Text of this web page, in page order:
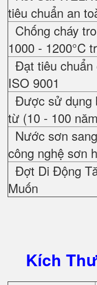
tiêu chuẩn an
Chống cháy
1000 - 1200°C
Đạt tiêu
ISO 9001
Được sử dụng
từ (10 - 100
Nước sơn
công nghệ sơn
Đợt Di Động
Muốn
Kích